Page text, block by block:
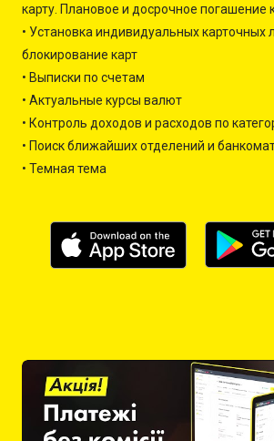
карту. Плановое и досрочное погашение
• Установка индивидуальных карточных
блокирование карт
• Выписки по счетам
• Актуальные курсы валют
• Контроль доходов и расходов по
• Поиск ближайших отделений и
• Темная тема